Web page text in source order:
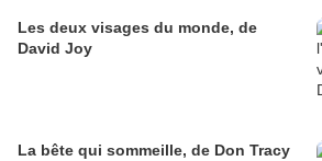
Les deux visages du monde, de
David Joy
La bête qui sommeille, de Don Tracy